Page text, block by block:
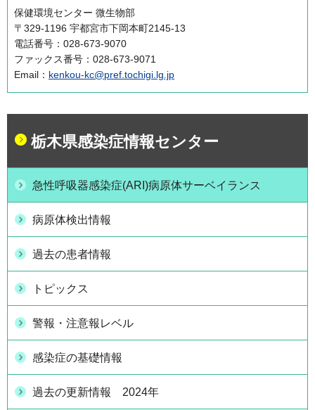
保健環境センター 微生物部
〒329-1196 宇都宮市下岡本町2145-13
電話番号：028-673-9070
ファックス番号：028-673-9071
Email： kenkou-kc@pref.tochigi.lg.jp
栃木県感染症情報センター
急性呼吸器感染症(ARI)病原体サーベイランス
病原体検出情報
過去の患者情報
トピックス
警報・注意報レベル
感染症の基礎情報
過去の更新情報 2024年